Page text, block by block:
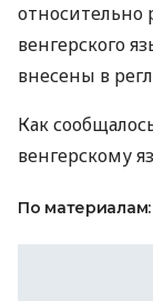
относительно
венгерского
внесены в
Как
венгерскому
По материалам: